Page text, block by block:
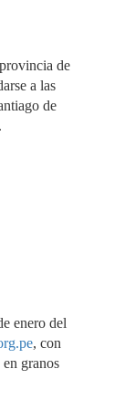
de
a las
de
enero del
, con
granos